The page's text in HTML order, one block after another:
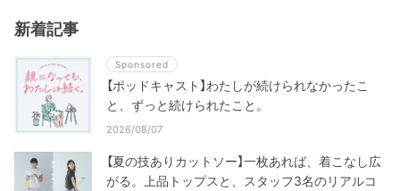
新着記事
Sponsored
【ポッドキャスト】わたしが続けられなかったこ
と、ずっと続けられたこと。
2026/08/07
【夏の技ありカットソー】一枚あれば、着こなし広
がる。上品トップスと、スタッフ3名のリアルコ